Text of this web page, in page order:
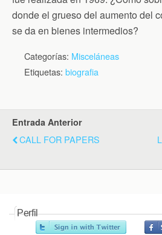
donde el grueso del aumento del
se da en bienes intermedios?
Categorías: Misceláneas
Etiquetas: biografia
Entrada Anterior
CALL FOR PAPERS
Perfil